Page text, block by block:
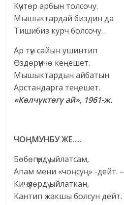
Күчтөр арбын толсочу.
Мышыктардай биздин да
Тишибиз курч болсочу…
Ар түн сайын ушинтип
Өздөрүнчө кеңешет.
Мышыктардын айбатын
Арстандарга теңешет.
«Көлчүктөгү ай», 1961-ж.
ЧОҢМУНБУ ЖЕ….
Бөбөгүмдү ыйлатсам,
Апам мени «чоңсуң» -дейт. –
Кичүүлөрдү ыйлаткан,
Кантип жакшы болсун дейт.